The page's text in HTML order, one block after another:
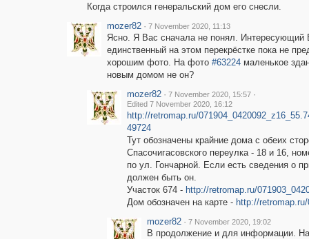
Когда строился генеральский дом его снесли.
mozer82 · 7 November 2020, 11:13
Ясно. Я Вас сначала не понял. Интересующий
единственный на этом перекрёстке пока не
хорошим фото. На фото #63224маленькое
новым домом не он?
mozer82 · 7 November 2020, 15:57 ·
Edited 7 November 2020, 16:12
http://retromap.ru/
49724
Тут обозначены крайние дома с обеих
Спасочигасовского переулка - 18 и 16,
по ул. Гончарной. Если есть сведения о
должен быть он.
Участок 674 - http://retromap.ru/
Дом обозначен на карте - http://
mozer82 · 7 November 2020, 19:02
В продолжение и для информации.